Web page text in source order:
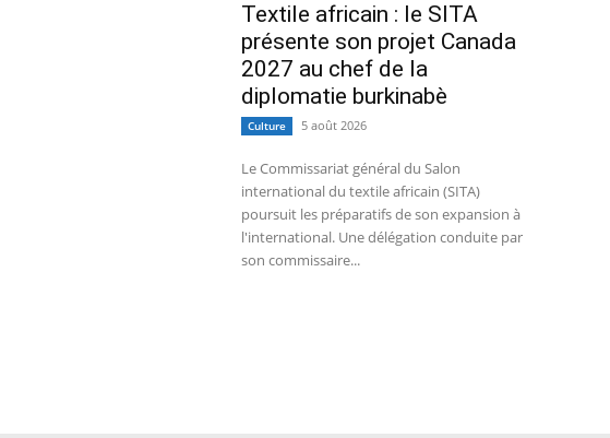
Textile africain : le SITA
présente son projet Canada
2027 au chef de la
diplomatie burkinabè
Culture 5 août 2026
Le Commissariat général du Salon
international du textile africain (SITA)
poursuit les préparatifs de son expansion à
l'international. Une délégation conduite par
son commissaire...